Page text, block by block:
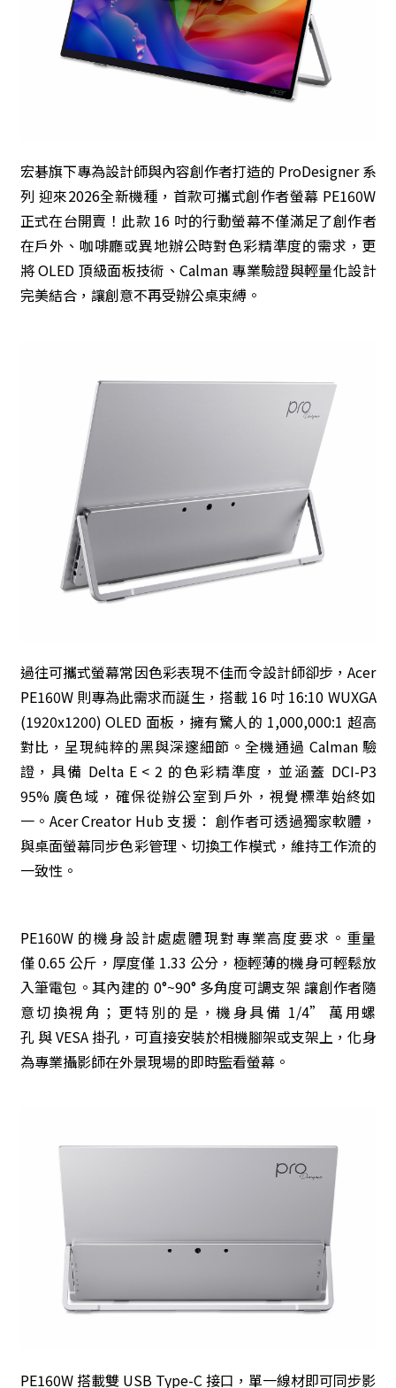
宏碁旗下專為設計師與內容創作者打造的 ProDesigner 系
列 迎來2026全新機種，首款可攜式創作者螢幕 PE160W
正式在台開賣！此款 16 吋的行動螢幕不僅滿足了創作者
在戶外、咖啡廳或異地辦公時對色彩精準度的需求，更
將 OLED 頂級面板技術、Calman 專業驗證與輕量化設計
完美結合，讓創意不再受辦公桌束縛。
過往可攜式螢幕常因色彩表現不佳而令設計師卻步，Acer
PE160W 則專為此需求而誕生，搭載 16 吋 16:10 WUXGA
(1920x1200) OLED 面板，擁有驚人的 1,000,000:1 超高
對比，呈現純粹的黑與深邃細節。全機通過 Calman 驗
證，具備 Delta E < 2 的色彩精準度，並涵蓋 DCI-P3
95% 廣色域，確保從辦公室到戶外，視覺標準始終如
一。Acer Creator Hub 支援： 創作者可透過獨家軟體，
與桌面螢幕同步色彩管理、切換工作模式，維持工作流的
一致性。
PE160W 的機身設計處處體現對專業高度要求。重量
僅 0.65 公斤，厚度僅 1.33 公分，極輕薄的機身可輕鬆放
入筆電包。其內建的 0°~90° 多角度可調支架 讓創作者隨
意切換視角；更特別的是，機身具備 1/4” 萬用螺
孔 與 VESA 掛孔，可直接安裝於相機腳架或支架上，化身
為專業攝影師在外景現場的即時監看螢幕。
PE160W 搭載雙 USB Type-C 接口，單一線材即可同步影